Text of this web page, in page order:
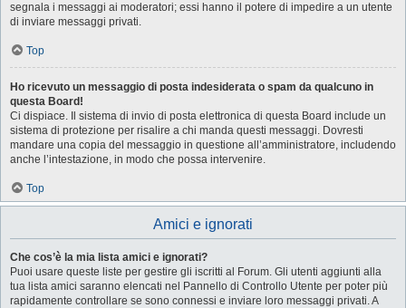
segnala i messaggi ai moderatori; essi hanno il potere di impedire a un utente
di inviare messaggi privati​​.
Top
Ho ricevuto un messaggio di posta indesiderata o spam da qualcuno in
questa Board!
Ci dispiace. Il sistema di invio di posta elettronica di questa Board include un
sistema di protezione per risalire a chi manda questi messaggi. Dovresti
mandare una copia del messaggio in questione all’amministratore, includendo
anche l’intestazione, in modo che possa intervenire.
Top
Amici e ignorati
Che cos’è la mia lista amici e ignorati?
Puoi usare queste liste per gestire gli iscritti al Forum. Gli utenti aggiunti alla
tua lista amici saranno elencati nel Pannello di Controllo Utente per poter più
rapidamente controllare se sono connessi e inviare loro messaggi privati. A